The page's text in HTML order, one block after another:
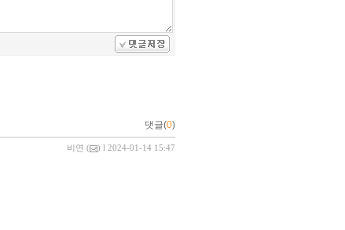
댓글(0)
비연 ( ) l 2024-01-14 15:47